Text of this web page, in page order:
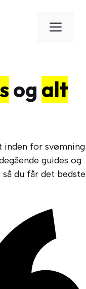
og alt
for svømning
guides og
du får det bedste